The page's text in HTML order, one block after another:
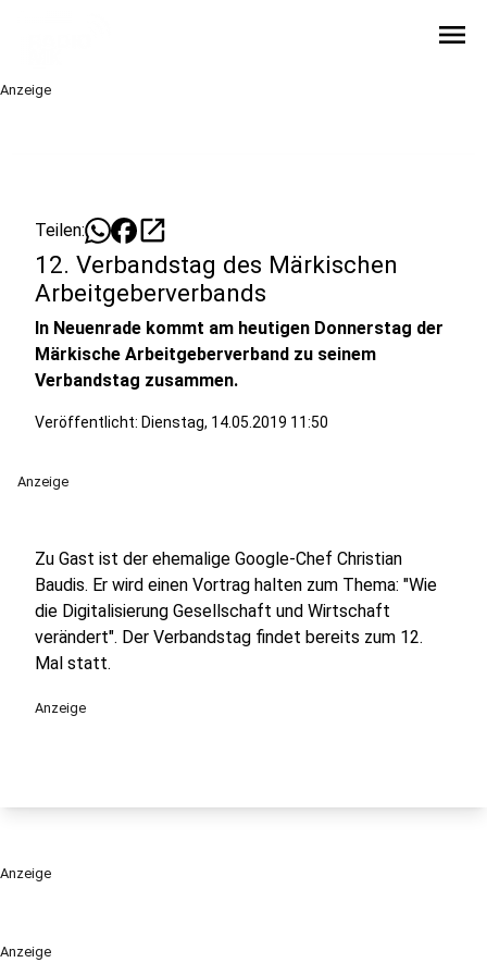
menu
Anzeige
Anzeige
Teilen: open_in_new
12. Verbandstag des Märkischen
Arbeitgeberverbands
In Neuenrade kommt am heutigen Donnerstag der
Märkische Arbeitgeberverband zu seinem
Verbandstag zusammen.
Veröffentlicht: Dienstag, 14.05.2019 11:50
Anzeige
Zu Gast ist der ehemalige Google-Chef Christian
Baudis. Er wird einen Vortrag halten zum Thema: "Wie
die Digitalisierung Gesellschaft und Wirtschaft
verändert". Der Verbandstag findet bereits zum 12.
Mal statt.
Anzeige
Anzeige